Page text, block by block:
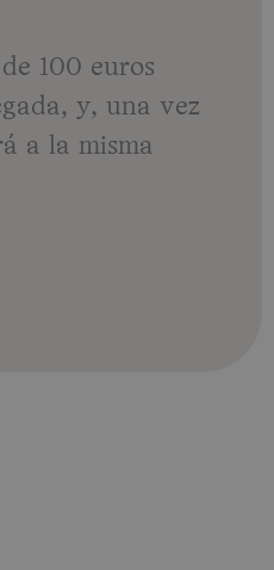
100 euros
y, una vez
a la misma